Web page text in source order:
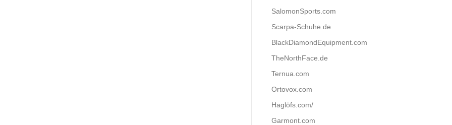
SalomonSports.com
Scarpa-Schuhe.de
BlackDiamondEquipment.com
TheNorthFace.de
Ternua.com
Ortovox.com
Haglöfs.com/
Garmont.com